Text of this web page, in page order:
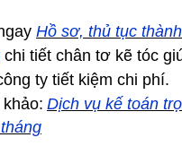
Hồ sơ, thủ tục
chi tiết chân tơ kẽ tóc
ty tiết kiệm chi phí.
Dịch vụ kế toán